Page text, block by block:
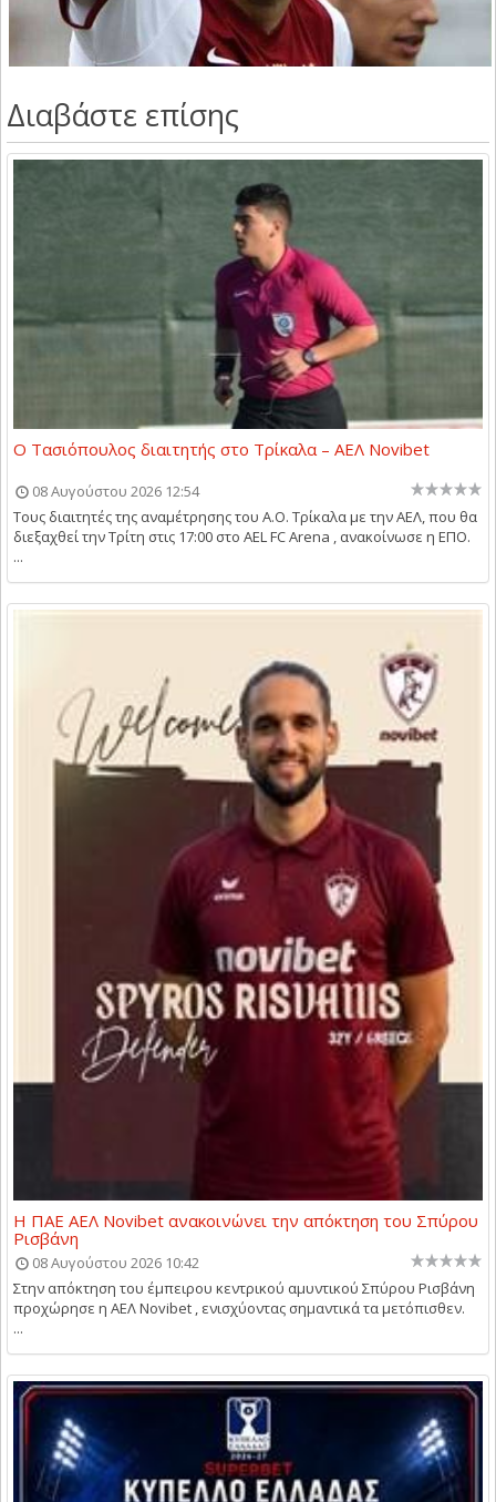
Διαβάστε επίσης
Ο Τασιόπουλος διαιτητής στο Τρίκαλα – ΑΕΛ Novibet
08 Αυγούστου 2026 12:54
Τους διαιτητές της αναμέτρησης του Α.Ο. Τρίκαλα με την ΑΕΛ, που θα
διεξαχθεί την Τρίτη στις 17:00 στο AEL FC Arena , ανακοίνωσε η ΕΠΟ.
...
Η ΠΑΕ ΑΕΛ Novibet ανακοινώνει την απόκτηση του Σπύρου
Ρισβάνη
08 Αυγούστου 2026 10:42
Στην απόκτηση του έμπειρου κεντρικού αμυντικού Σπύρου Ρισβάνη
προχώρησε η ΑΕΛ Novibet , ενισχύοντας σημαντικά τα μετόπισθεν.
...